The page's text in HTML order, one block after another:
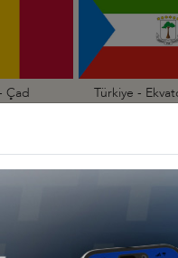
Çad
Türkiye -